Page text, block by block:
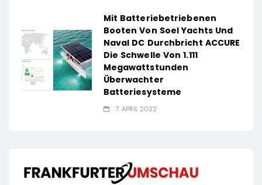
Mit Batteriebetriebenen
Booten Von Soel Yachts Und
Naval DC Durchbricht ACCURE
Die Schwelle Von 1.111
Megawattstunden
Überwachter
Batteriesysteme
7. APRIL 2022